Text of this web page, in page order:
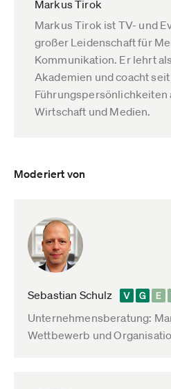
Markus Tirok
Markus Tirok ist TV- und
großer Leidenschaft für
Kommunikation. Er lehrt
Akademien und coacht
Führungspersönlichkeiten
Wirtschaft und Medien.
Moderiert von
Sebastian Schulz
Unternehmensberatung:
Wettbewerb und